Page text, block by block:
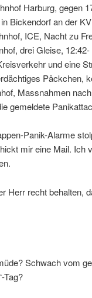
Harburg, gegen
Bickendorf an der
ICE, Nacht zu
drei Gleise, 12:42-
und eine
Päckchen,
Massnahmen
gemeldete
Panik-Alarme
mir eine Mail. Ich
Herr recht behalten,
Schwach vom
Tag?